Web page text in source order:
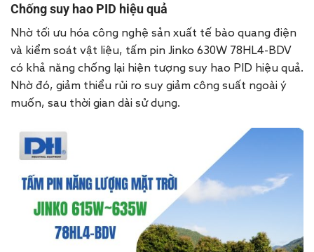
Chống suy hao PID hiệu quả
Nhờ tối ưu hóa công nghệ sản xuất tế bào quang điện
và kiểm soát vật liệu, tấm pin Jinko 630W 78HL4-BDV
có khả năng chống lại hiện tượng suy hao PID hiệu quả.
Nhờ đó, giảm thiểu rủi ro suy giảm công suất ngoài ý
muốn, sau thời gian dài sử dụng.